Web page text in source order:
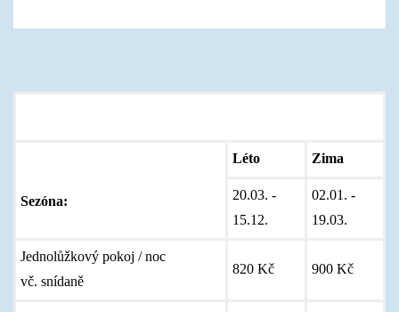
Sezóna:
Léto Zima
20.03. -
15.12.
02.01. -
19.03.
Jednolůžkový pokoj / noc
vč. snídaně
820 Kč 900 Kč